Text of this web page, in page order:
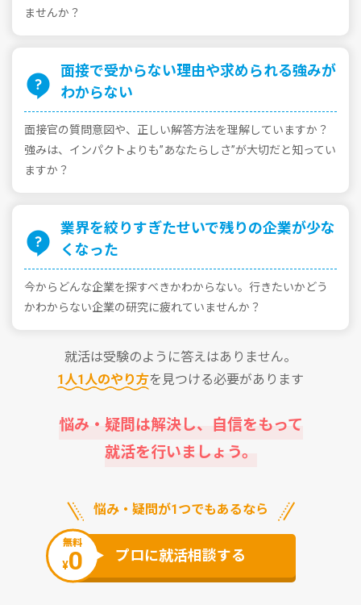
ませんか？
⾯接で受からない理由や求められる強みが
わからない
⾯接官の質問意図や、正しい解答⽅法を理解していますか？
強みは、インパクトよりも”あなたらしさ”が⼤切だと知ってい
ますか？
業界を絞りすぎたせいで残りの企業が少な
くなった
今からどんな企業を探すべきかわからない。⾏きたいかどう
かわからない企業の研究に疲れていませんか？
就活は受験のように答えはありません。
1⼈1⼈のやり⽅を⾒つける必要があります
悩み・疑問は解決し、⾃信をもって
就活を⾏いましょう。
悩み・疑問が1つでもあるなら
無料
¥0 プロに就活相談する